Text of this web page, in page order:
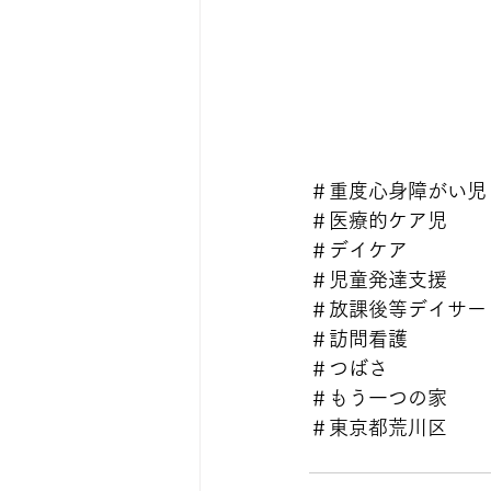
＃重度心身障がい児
＃医療的ケア児
＃デイケア
＃児童発達支援
＃放課後等デイサ
＃訪問看護
＃つばさ
＃もう一つの家
＃東京都荒川区